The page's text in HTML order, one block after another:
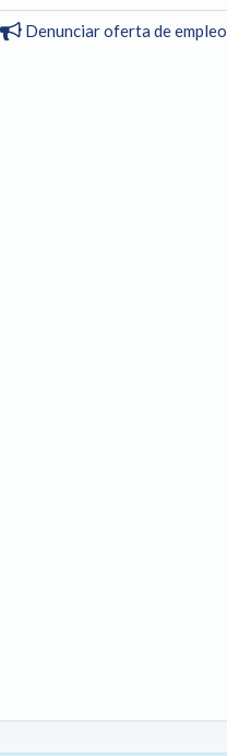
Denunciar oferta de empleo